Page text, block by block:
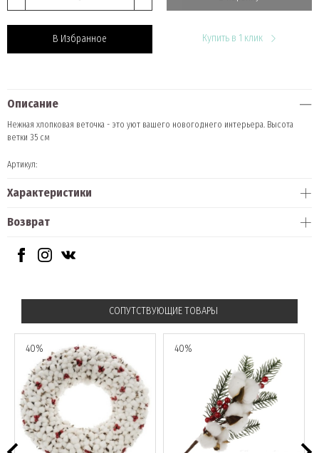
В Избранное Купить в 1 клик
Описание
Нежная хлопковая веточка - это уют вашего новогоднего интерьера. Высота
ветки 35 см
Артикул:
Характеристики
Возврат
СОПУТСТВУЮЩИЕ ТОВАРЫ
40% 40%